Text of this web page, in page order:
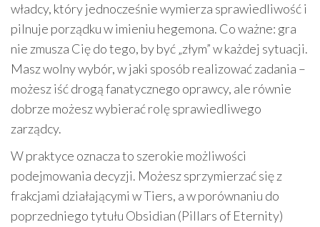
władcy, który jednocześnie wymierza sprawiedliwość i
pilnuje porządku w imieniu hegemona. Co ważne: gra
nie zmusza Cię do tego, by być „złym” w każdej sytuacji.
Masz wolny wybór, w jaki sposób realizować zadania –
możesz iść drogą fanatycznego oprawcy, ale równie
dobrze możesz wybierać rolę sprawiedliwego
zarządcy.
W praktyce oznacza to szerokie możliwości
podejmowania decyzji. Możesz sprzymierzać się z
frakcjami działającymi w Tiers, a w porównaniu do
poprzedniego tytułu Obsidian (Pillars of Eternity)